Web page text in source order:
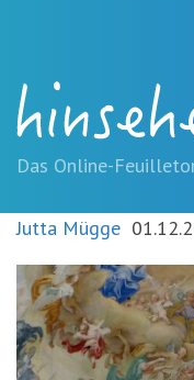
springen
(Accesskey
'1')Zur
springen
'3')Zur
Suche
springen
(Accesskey
Das Online-
Jutta Mügge